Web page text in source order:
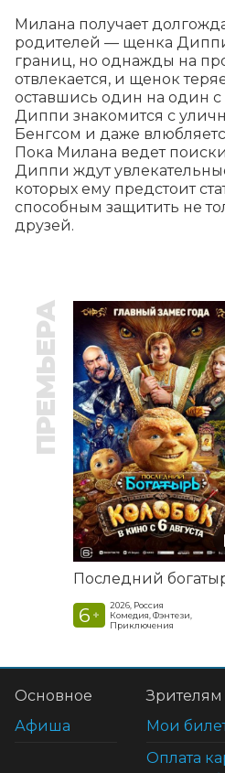
Милана получает
родителей — щенка
границ, но однажды на
отвлекается, и щенок
оставшись один на один
Диппи знакомится с
Бенгсом и даже
Пока Милана ведет
Диппи ждут
которых ему предстоит
способным защитить не
друзей.
ПРЕМЬЕРА
6 +
2026, Россия
Комедия, Фэнтези,
Приключения
Основное
Афиша
Зрителям
Мои
Оплата